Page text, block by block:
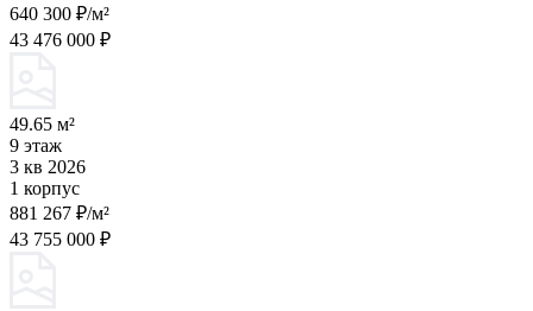
640 300 ₽/м²
43 476 000 ₽
49.65 м²
9 этаж
3 кв 2026
1 корпус
881 267 ₽/м²
43 755 000 ₽